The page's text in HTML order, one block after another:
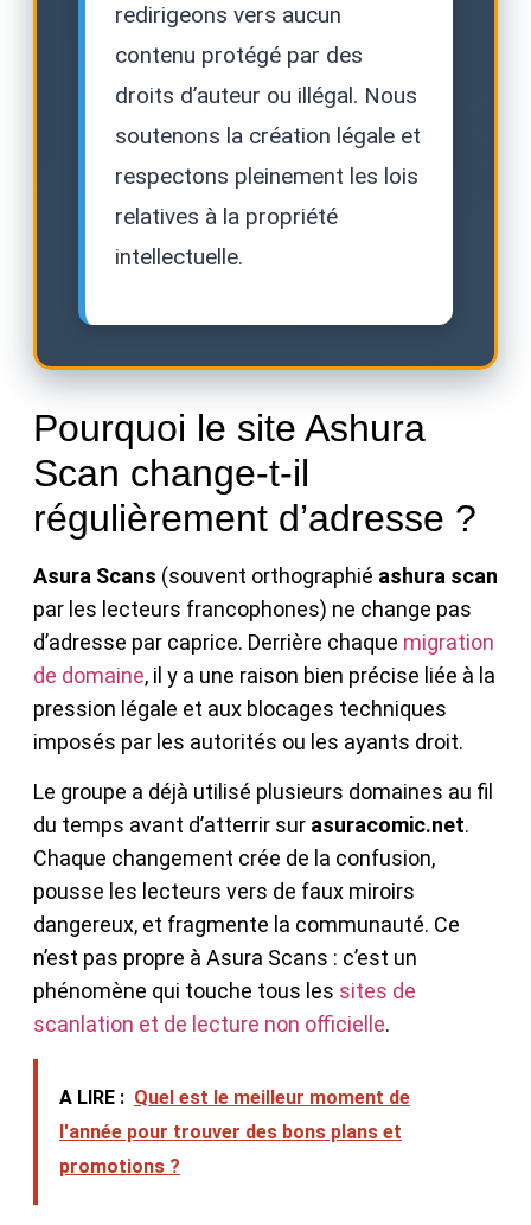
redirigeons vers aucun
contenu protégé par des
droits d’auteur ou illégal. Nous
soutenons la création légale et
respectons pleinement les lois
relatives à la propriété
intellectuelle.
Pourquoi le site Ashura
Scan change-t-il
régulièrement d’adresse ?
Asura Scans (souvent orthographié ashura scan
par les lecteurs francophones) ne change pas
d’adresse par caprice. Derrière chaque migration
de domaine, il y a une raison bien précise liée à la
pression légale et aux blocages techniques
imposés par les autorités ou les ayants droit.
Le groupe a déjà utilisé plusieurs domaines au fil
du temps avant d’atterrir sur asuracomic.net.
Chaque changement crée de la confusion,
pousse les lecteurs vers de faux miroirs
dangereux, et fragmente la communauté. Ce
n’est pas propre à Asura Scans : c’est un
phénomène qui touche tous les sites de
scanlation et de lecture non officielle.
A LIRE : Quel est le meilleur moment de
l'année pour trouver des bons plans et
promotions ?